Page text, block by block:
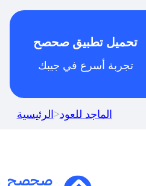
تحميل تطبيق صحصح
تجربة أسرع في جيبك
الرئيسية>الماجد للعود